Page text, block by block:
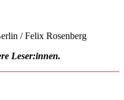
/ Felix Rosenberg
Leser:innen.